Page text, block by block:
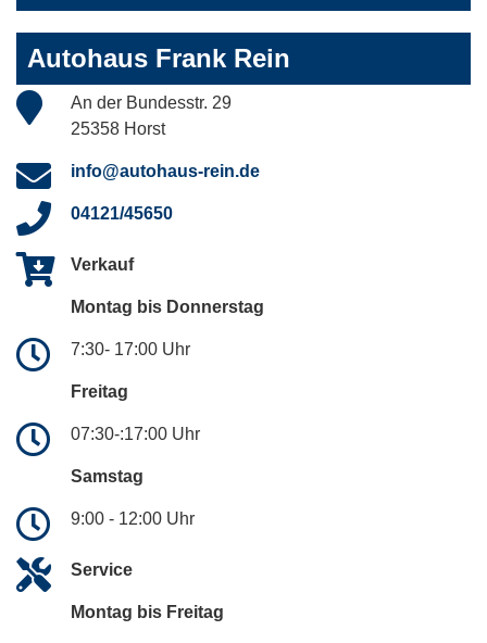
Autohaus Frank Rein
An der Bundesstr. 29
25358 Horst
info@autohaus-rein.de
04121/45650
Verkauf
Montag bis Donnerstag
7:30- 17:00 Uhr
Freitag
07:30-:17:00 Uhr
Samstag
9:00 - 12:00 Uhr
Service
Montag bis Freitag